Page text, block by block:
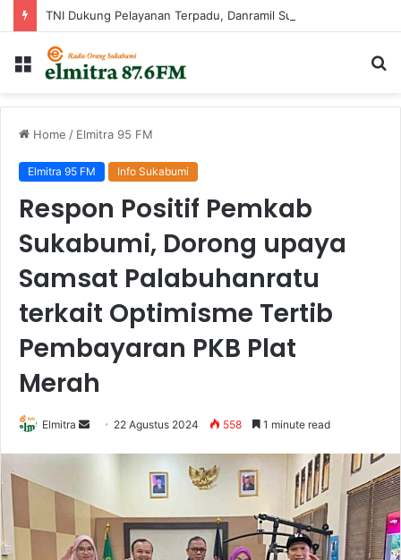
Menu
Home / Elmitra 95 FM
Elmitra 95 FM Info Sukabumi
Respon Positif Pemkab
Sukabumi, Dorong upaya
Samsat Palabuhanratu
terkait Optimisme Tertib
Pembayaran PKB Plat
Merah
Elmitra
Send 22 Agustus 2024 558 1 minute read